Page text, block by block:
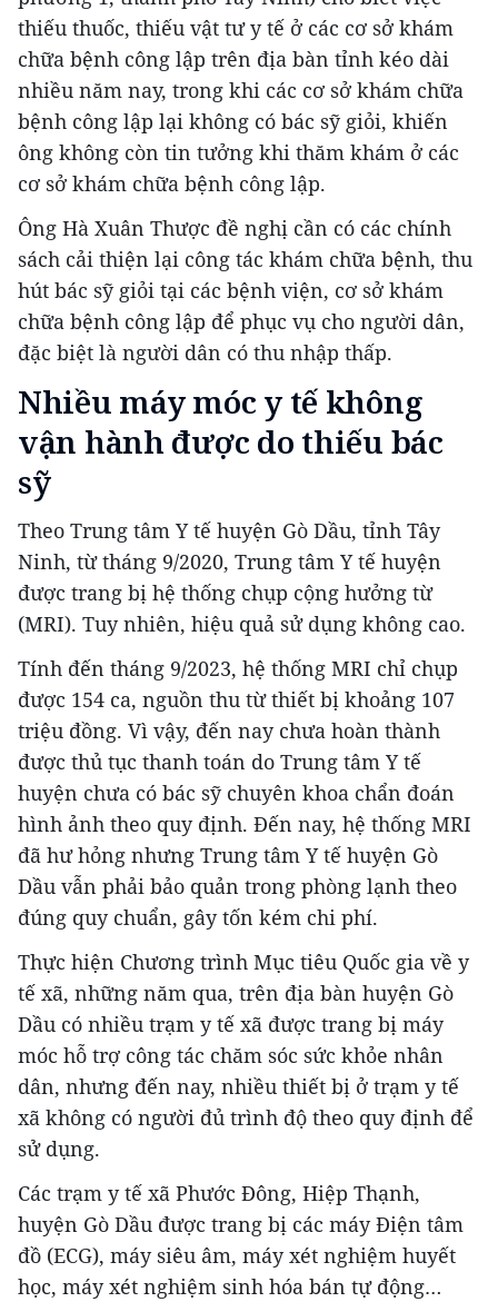
thiếu thuốc, thiếu vật tư y tế ở các cơ sở khám
chữa bệnh công lập trên địa bàn tỉnh kéo dài
nhiều năm nay, trong khi các cơ sở khám chữa
bệnh công lập lại không có bác sỹ giỏi, khiến
ông không còn tin tưởng khi thăm khám ở các
cơ sở khám chữa bệnh công lập.
Ông Hà Xuân Thược đề nghị cần có các chính
sách cải thiện lại công tác khám chữa bệnh, thu
hút bác sỹ giỏi tại các bệnh viện, cơ sở khám
chữa bệnh công lập để phục vụ cho người dân,
đặc biệt là người dân có thu nhập thấp.
Nhiều máy móc y tế không
vận hành được do thiếu bác
sỹ
Theo Trung tâm Y tế huyện Gò Dầu, tỉnh Tây
Ninh, từ tháng 9/2020, Trung tâm Y tế huyện
được trang bị hệ thống chụp cộng hưởng từ
(MRI). Tuy nhiên, hiệu quả sử dụng không cao.
Tính đến tháng 9/2023, hệ thống MRI chỉ chụp
được 154 ca, nguồn thu từ thiết bị khoảng 107
triệu đồng. Vì vậy, đến nay chưa hoàn thành
được thủ tục thanh toán do Trung tâm Y tế
huyện chưa có bác sỹ chuyên khoa chẩn đoán
hình ảnh theo quy định. Đến nay, hệ thống MRI
đã hư hỏng nhưng Trung tâm Y tế huyện Gò
Dầu vẫn phải bảo quản trong phòng lạnh theo
đúng quy chuẩn, gây tốn kém chi phí.
Thực hiện Chương trình Mục tiêu Quốc gia về y
tế xã, những năm qua, trên địa bàn huyện Gò
Dầu có nhiều trạm y tế xã được trang bị máy
móc hỗ trợ công tác chăm sóc sức khỏe nhân
dân, nhưng đến nay, nhiều thiết bị ở trạm y tế
xã không có người đủ trình độ theo quy định để
sử dụng.
Các trạm y tế xã Phước Đông, Hiệp Thạnh,
huyện Gò Dầu được trang bị các máy Điện tâm
đồ (ECG), máy siêu âm, máy xét nghiệm huyết
học, máy xét nghiệm sinh hóa bán tự động…